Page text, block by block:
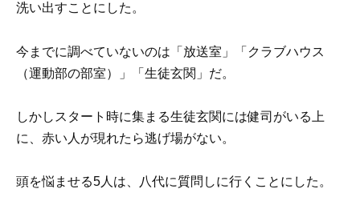
洗い出すことにした。
今までに調べていないのは「放送室」「クラブハウス
（運動部の部室）」「生徒玄関」だ。
しかしスタート時に集まる生徒玄関には健司がいる上
に、赤い人が現れたら逃げ場がない。
頭を悩ませる5人は、八代に質問しに行くことにした。